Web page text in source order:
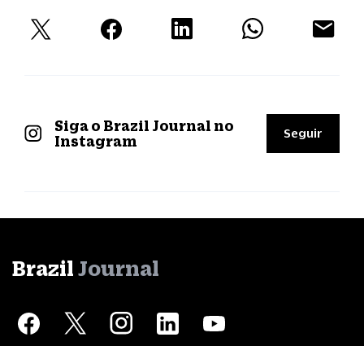
Siga o Brazil Journal no
Instagram
Seguir
Brazil Journal